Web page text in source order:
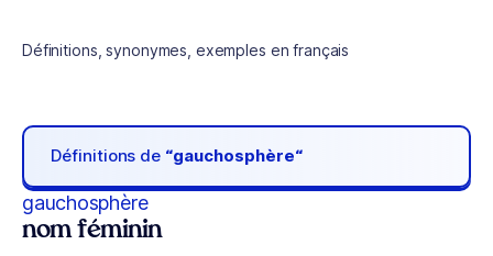
Définitions, synonymes, exemples en français
Définitions de “gauchosphère“
gauchosphère
nom féminin